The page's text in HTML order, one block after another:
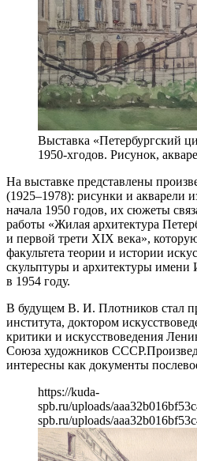
Выставка «Петербургский
1950-хгодов. Рисунок,
На выставке представлены
(1925–1978): рисунки и акварели
начала 1950 годов, их сюжеты
работы «Жилая архитектура
и первой трети XIX века»,
факультета теории и истории
скульптуры и архитектуры
в 1954 году.
В будущем В. И. Плотников стал
института, доктором
критики и искусствоведения
Союза художников
интересны как документы
https://kuda-
spb.ru/uploads/
spb.ru/uploads/